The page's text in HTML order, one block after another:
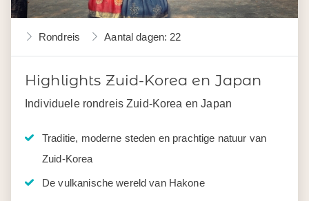
Rondreis Aantal dagen: 22
Highlights Zuid-Korea en Japan
Individuele rondreis Zuid-Korea en Japan
Traditie, moderne steden en prachtige natuur van
Zuid-Korea
De vulkanische wereld van Hakone